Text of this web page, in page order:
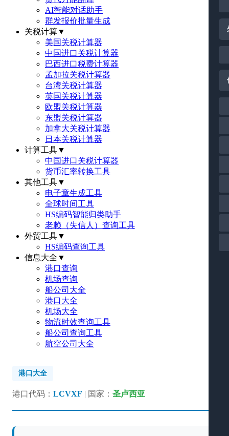
AI智能对话助手
群发报价批量生成
关税计算▼
美国关税计算器
中国进口关税计算器
巴西进口税费计算器
孟加拉关税计算器
台湾关税计算器
英国关税计算器
欧盟关税计算器
东盟关税计算器
加拿大关税计算器
日本关税计算器
计算工具▼
中国进口关税计算器
货币汇率转换工具
其他工具▼
电子章生成工具
全球时间工具
HS编码智能归类助手
老赖（失信人）查询工具
外贸工具▼
HS编码查询工具
信息大全 ▼
港口查询
机场查询
船公司大全
港口大全
机场大全
物流时效查询工具
船公司查询工具
航空公司大全
港口大全
港口代码： LCVXF | 国家： 圣卢西亚